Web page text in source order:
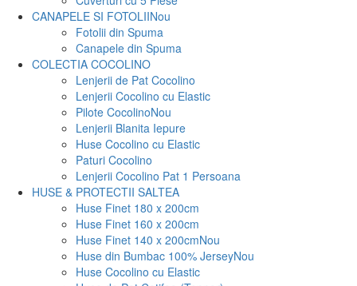
CANAPELE SI FOTOLIINou
Fotolii din Spuma
Canapele din Spuma
COLECTIA COCOLINO
Lenjerii de Pat Cocolino
Lenjerii Cocolino cu Elastic
Pilote CocolinoNou
Lenjerii Blanita Iepure
Huse Cocolino cu Elastic
Paturi Cocolino
Lenjerii Cocolino Pat 1 Persoana
HUSE & PROTECTII SALTEA
Huse Finet 180 x 200cm
Huse Finet 160 x 200cm
Huse Finet 140 x 200cmNou
Huse din Bumbac 100% JerseyNou
Huse Cocolino cu Elastic